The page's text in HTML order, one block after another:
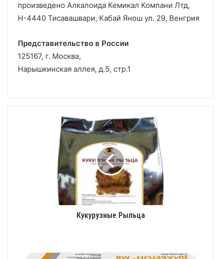
произведено Алкалоида Кемикал Компани Лтд,
Н-4440 Тисавашвари, Кабай Янош ул. 29, Венгрия
Представительство в России
125167, г. Москва,
Нарышкинская аллея, д.5, стр.1
Кукурузные Рыльца